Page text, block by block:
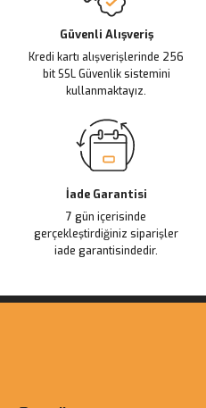
olmalı.
Güvenli Alışveriş
Kredi kartı alışverişlerinde 256
bit SSL Güvenlik sistemini
kullanmaktayız.
İade Garantisi
7 gün içerisinde
gerçekleştirdiğiniz siparişler
iade garantisindedir.